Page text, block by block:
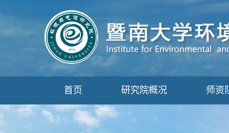
首页 研究院概况 师资